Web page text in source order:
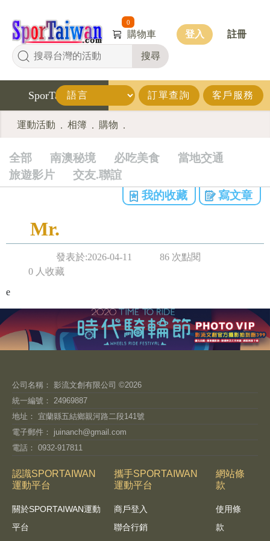
搜尋
0
購物車 登入 註冊
SporTaiwan 訂單查詢 客戶服務
運動活動 . 相簿 . 購物 .
全部 南澳秘境 必吃美食
當地交通
旅遊影片
交友.聯誼
我的收藏
寫文章
Mr.
發表於:2026-04-11
86 次點閱
0 人收藏
e
公司名稱： 影流文創有限公司 ©2026
統一編號： 24969887
地址： 宜蘭縣五結鄉親河路二段141號
電子郵件： juinanch@gmail.com
電話： 0932-917811
認識SPORTAIWAN
運動平台
關於SPORTAIWAN運動
平台
攜手SPORTAIWAN
運動平台
商戶登入
聯合行銷
網站條
款
使用條
款